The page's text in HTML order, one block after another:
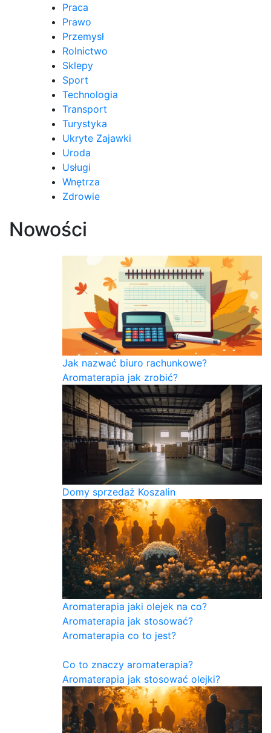
Praca
Prawo
Przemysł
Rolnictwo
Sklepy
Sport
Technologia
Transport
Turystyka
Ukryte Zajawki
Uroda
Usługi
Wnętrza
Zdrowie
Nowości
Jak nazwać biuro rachunkowe?
Aromaterapia jak zrobić?
Domy sprzedaż Koszalin
Aromaterapia jaki olejek na co?
Aromaterapia jak stosować?
Aromaterapia co to jest?
Co to znaczy aromaterapia?
Aromaterapia jak stosować olejki?